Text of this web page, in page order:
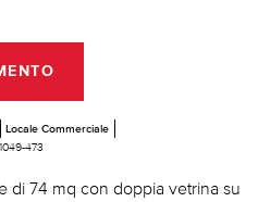
Locale Commerciale
473
di 74 mq con doppia vetrina su